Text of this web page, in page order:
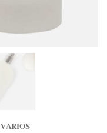
VARIOS